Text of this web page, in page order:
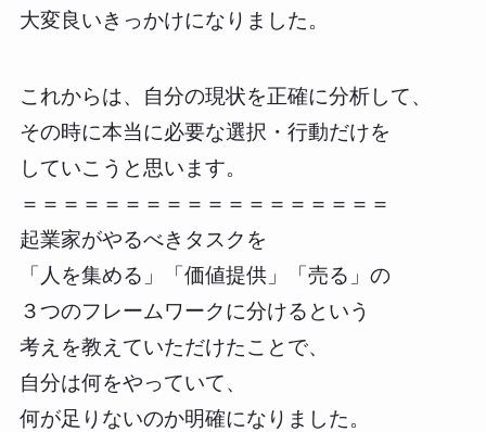
大変良いきっかけになりました。
これからは、自分の現状を正確に分析して、
その時に本当に必要な選択・行動だけを
していこうと思います。
＝＝＝＝＝＝＝＝＝＝＝＝＝＝＝＝＝＝
起業家がやるべきタスクを
「人を集める」「価値提供」「売る」の
３つのフレームワークに分けるという
考えを教えていただけたことで、
自分は何をやっていて、
何が足りないのか明確になりました。